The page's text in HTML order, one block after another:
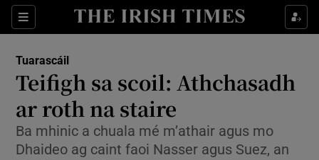
Sections Show Environment sub sections
Tuarascáil
Teifigh sa scoil: Athchasadh
ar roth na staire
Ba mhinic a chuala mé m’athair agus mo
Dhaideo ag caint faoi Nasser agus Suez, an